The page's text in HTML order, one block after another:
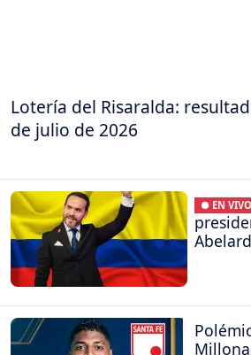
Lotería del Risaralda:
de julio de 2026
● EN VIVO